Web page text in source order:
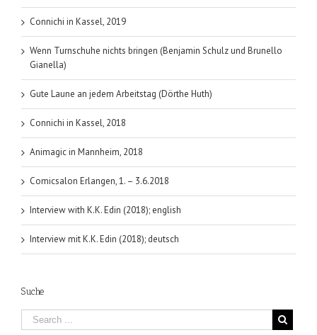
Connichi in Kassel, 2019
Wenn Turnschuhe nichts bringen (Benjamin Schulz und Brunello
Gianella)
Gute Laune an jedem Arbeitstag (Dörthe Huth)
Connichi in Kassel, 2018
Animagic in Mannheim, 2018
Comicsalon Erlangen, 1. – 3.6.2018
Interview with K.K. Edin (2018); english
Interview mit K.K. Edin (2018); deutsch
Suche